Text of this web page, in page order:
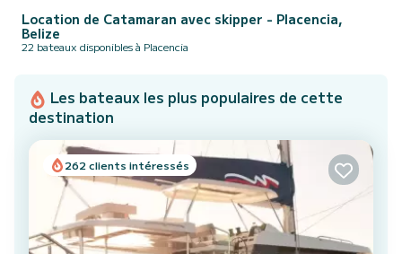
Location de Catamaran avec skipper - Placencia,
Belize
22 bateaux disponibles à Placencia
Les bateaux les plus populaires de cette
destination
262 clients intéressés